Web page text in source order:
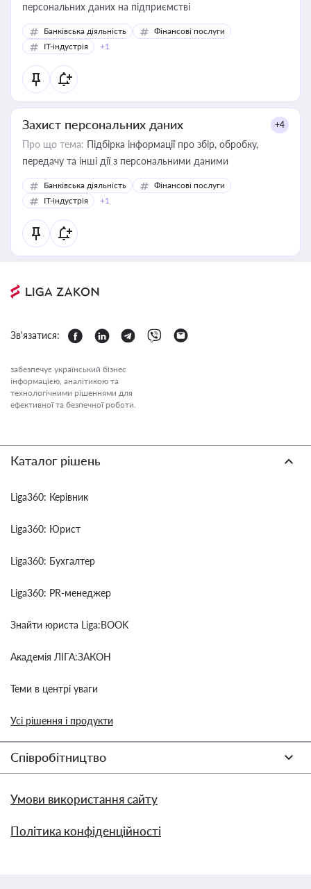
персональних даних на підприємстві
Банківська діяльність
Фінансові послуги
IT-індустрія
+1
Захист персональних даних +4
Про що тема: Підбірка інформації про збір, обробку,
передачу та інші дії з персональними даними
Банківська діяльність
Фінансові послуги
IT-індустрія
+1
Зв'язатися:
забезпечує український бізнес
інформацією, аналітикою та
технологічними рішеннями для
ефективної та безпечної роботи.
Каталог рішень
Liga360: Керівник
Liga360: Юрист
Liga360: Бухгалтер
Liga360: PR-менеджер
Знайти юриста Liga:BOOK
Академія ЛІГА:ЗАКОН
Теми в центрі уваги
Усі рішення і продукти
Співробітництво
Умови використання сайту
Політика конфіденційності